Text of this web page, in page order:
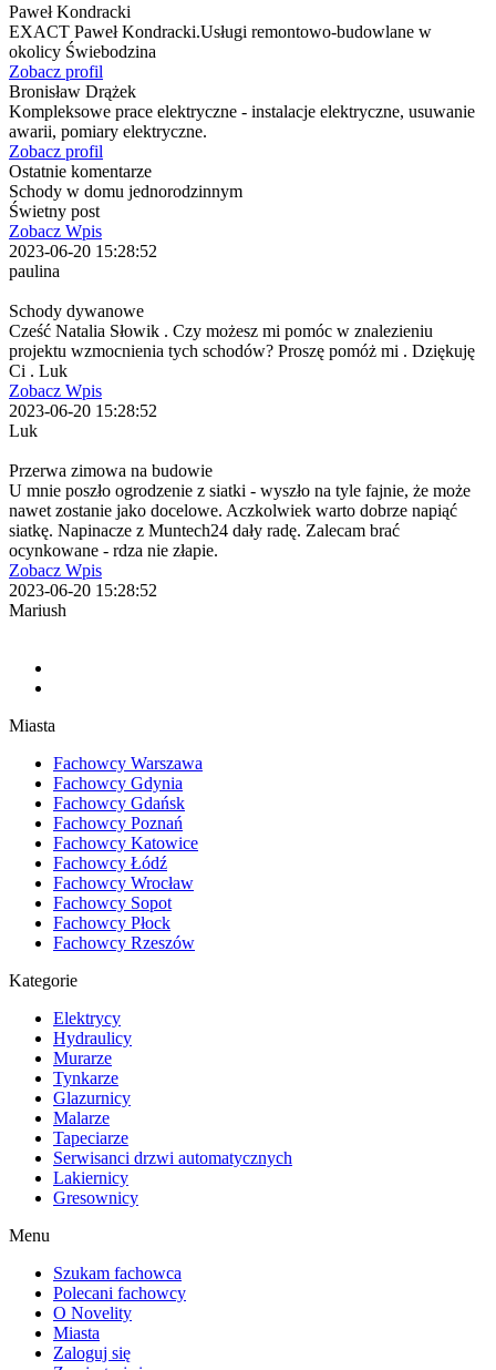
Paweł Kondracki
EXACT Paweł Kondracki.Usługi remontowo-budowlane w
okolicy Świebodzina
Zobacz profil
Bronisław Drążek
Kompleksowe prace elektryczne - instalacje elektryczne, usuwanie
awarii, pomiary elektryczne.
Zobacz profil
Ostatnie komentarze
Schody w domu jednorodzinnym
Świetny post
Zobacz Wpis
2023-06-20 15:28:52
paulina
Schody dywanowe
Cześć Natalia Słowik . Czy możesz mi pomóc w znalezieniu
projektu wzmocnienia tych schodów? Proszę pomóż mi . Dziękuję
Ci . Luk
Zobacz Wpis
2023-06-20 15:28:52
Luk
Przerwa zimowa na budowie
U mnie poszło ogrodzenie z siatki - wyszło na tyle fajnie, że może
nawet zostanie jako docelowe. Aczkolwiek warto dobrze napiąć
siatkę. Napinacze z Muntech24 dały radę. Zalecam brać
ocynkowane - rdza nie złapie.
Zobacz Wpis
2023-06-20 15:28:52
Mariush
Miasta
Fachowcy Warszawa
Fachowcy Gdynia
Fachowcy Gdańsk
Fachowcy Poznań
Fachowcy Katowice
Fachowcy Łódź
Fachowcy Wrocław
Fachowcy Sopot
Fachowcy Płock
Fachowcy Rzeszów
Kategorie
Elektrycy
Hydraulicy
Murarze
Tynkarze
Glazurnicy
Malarze
Tapeciarze
Serwisanci drzwi automatycznych
Lakiernicy
Gresownicy
Menu
Szukam fachowca
Polecani fachowcy
O Novelity
Miasta
Zaloguj się